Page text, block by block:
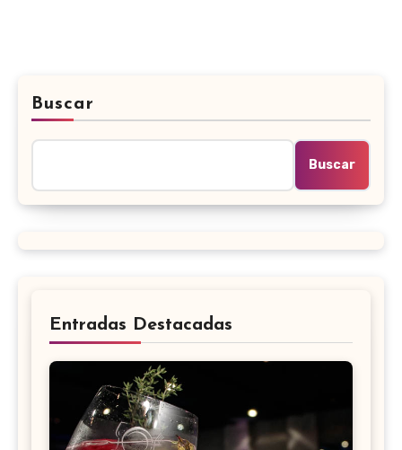
Buscar
Buscar
Entradas Destacadas